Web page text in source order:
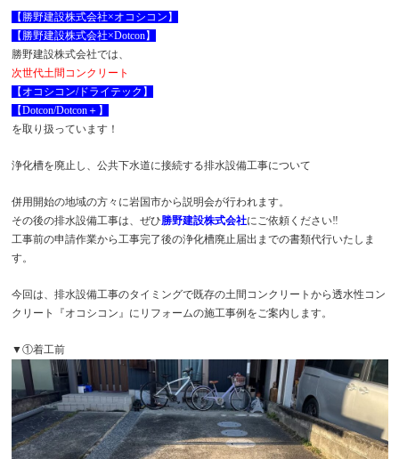
【勝野建設株式会社×オコシコン】
【勝野建設株式会社×Dotcon】
勝野建設株式会社では、
次世代土間コンクリート
【オコシコン/ドライテック】
【Dotcon/Dotcon＋】
を取り扱っています！
浄化槽を廃止し、公共下水道に接続する排水設備工事について
併用開始の地域の方々に岩国市から説明会が行われます。
その後の排水設備工事は、ぜひ勝野建設株式会社にご依頼ください‼
工事前の申請作業から工事完了後の浄化槽廃止届出までの書類代行いたしま
す。
今回は、排水設備工事のタイミングで既存の土間コンクリートから透水性コン
クリート『オコシコン』にリフォームの施工事例をご案内します。
▼①着工前